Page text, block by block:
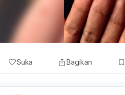
Suka Bagikan